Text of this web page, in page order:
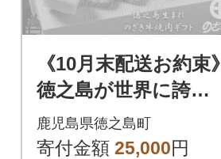
《10月末配送お約束》
徳之島が世界に誇
る“のざき牛”特選焼肉
ギフト
鹿児島県徳之島町
寄付金額 25,000円